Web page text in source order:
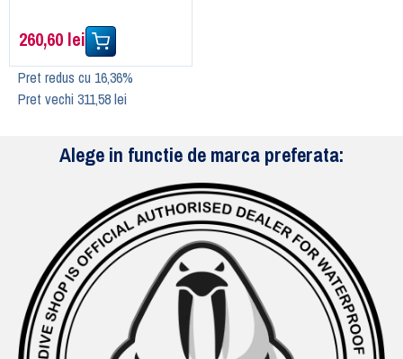
260,60 lei
Pret redus cu 16,36%
Pret vechi 311,58 lei
Alege in functie de marca preferata: